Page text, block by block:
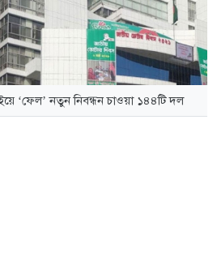
‘ফেল’ নতুন নিবন্ধন চাওয়া ১৪৪টি দল